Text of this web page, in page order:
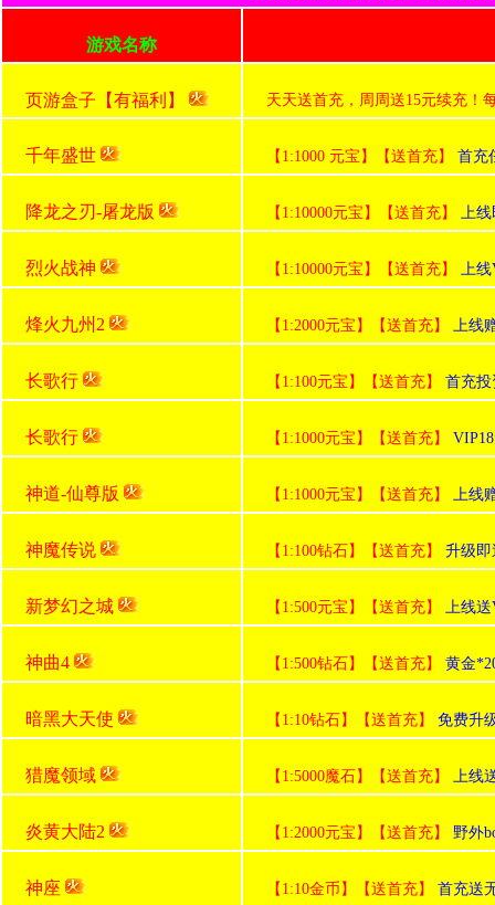
游戏名称
页游盒子【有福利】 天天送首充，周周送15元续充！
千年盛世 【1:1000 元宝】【送首充】 首充
降龙之刃-屠龙版 【1:10000元宝】【送首充】 上线
烈火战神 【1:10000元宝】【送首充】 上线
烽火九州2 【1:2000元宝】【送首充】 上线
长歌行 【1:100元宝】【送首充】 首充
长歌行 【1:1000元宝】【送首充】
神道-仙尊版 【1:1000元宝】【送首充】 上线
神魔传说 【1:100钻石】【送首充】 升级即
新梦幻之城 【1:500元宝】【送首充】 上线送
神曲4 【1:500钻石】【送首充】 黄金
暗黑大天使 【1:10钻石】【送首充】 免费升
猎魔领域 【1:5000魔石】【送首充】 上线
炎黄大陆2 【1:2000元宝】【送首充】 野外
神座 【1:10金币】【送首充】 首充送